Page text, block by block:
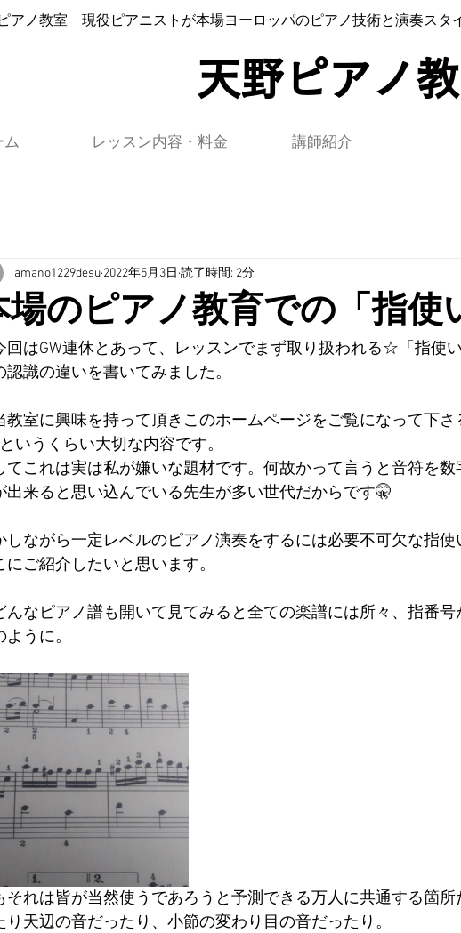
アノ教室 現役ピアニストが本場ヨーロッパのピアノ技術と演奏スタ
天野ピアノ
ム レッスン内容・料金 講師紹介
場のピアノ教育での「指使
amano1229desu 2022年5月3日 読了時間: 2分
はGW連休とあって、レッスンでまず取り扱われる☆「指使
認識の違いを書いてみました。
室に興味を持って頂きこのホームページをご覧になって下さ
いうくらい大切な内容です。
てこれは実は私が嫌いな題材です。何故かって言うと音符を
出来ると思い込んでいる先生が多い世代だからです🤫
しながら一定レベルのピアノ演奏をするには必要不可欠な指
にご紹介したいと思います。
なピアノ譜も開いて見てみると全ての楽譜には所々、指番
ように。
それは皆が当然使うであろうと予測できる万人に共通する箇
り天辺の音だったり、小節の変わり目の音だったり。